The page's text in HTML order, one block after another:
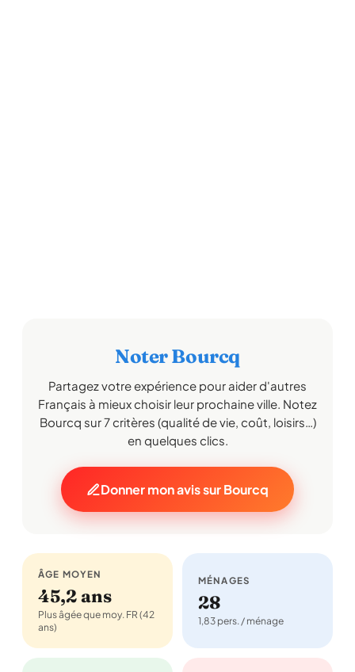
Noter Bourcq
Partagez votre expérience pour aider d'autres
Français à mieux choisir leur prochaine ville. Notez
Bourcq sur 7 critères (qualité de vie, coût, loisirs…)
en quelques clics.
Donner mon avis sur Bourcq
ÂGE MOYEN
45,2 ans
Plus âgée que moy. FR (42
ans)
MÉNAGES
28
1,83 pers. / ménage